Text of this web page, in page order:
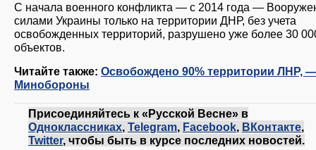
С начала военного конфликта — с 2014 года —
силами Украины только на территории ДНР, без учета
освобожденных территорий, разрушено уже более 30
объектов.
Читайте также: Освобождено 90% территории ЛНР, —
Минобороны
Присоединяйтесь к «Русской Весне» в
Одноклассниках Telegram Facebook ВКонтакте
Twitter, чтобы быть в курсе последних новостей.